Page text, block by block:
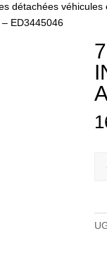
détachées véhicules
– ED3445046